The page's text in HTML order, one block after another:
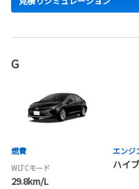
G
燃費
WLTCモード
29.8km/L
エンジ
ハイ